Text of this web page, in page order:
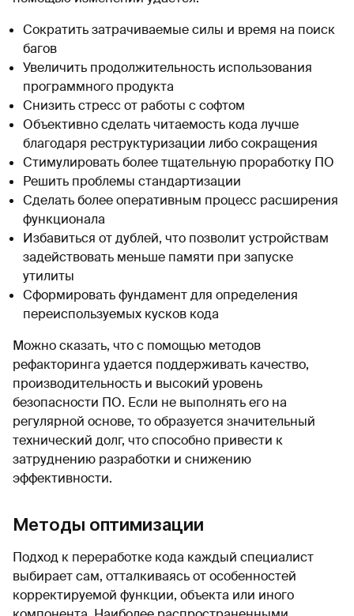
Сократить затрачиваемые силы и время на поиск
багов
Увеличить продолжительность использования
программного продукта
Снизить стресс от работы с софтом
Объективно сделать читаемость кода лучше
благодаря реструктуризации либо сокращения
Стимулировать более тщательную проработку ПО
Решить проблемы стандартизации
Сделать более оперативным процесс расширения
функционала
Избавиться от дублей, что позволит устройствам
задействовать меньше памяти при запуске
утилиты
Сформировать фундамент для определения
переиспользуемых кусков кода
Можно сказать, что с помощью методов
рефакторинга удается поддерживать качество,
производительность и высокий уровень
безопасности ПО. Если не выполнять его на
регулярной основе, то образуется значительный
технический долг, что способно привести к
затруднению разработки и снижению
эффективности.
Методы оптимизации
Подход к переработке кода каждый специалист
выбирает сам, отталкиваясь от особенностей
корректируемой функции, объекта или иного